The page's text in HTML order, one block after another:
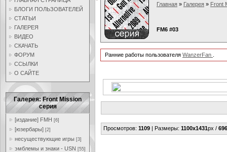
БЛОГИ ПОЛЬЗОВАТЕЛЕЙ
СТАТЬИ
ГАЛЕРЕЯ
ВИДЕО
СКАЧАТЬ
ФОРУМ
ССЫЛКИ
О САЙТЕ
Галерея: Front Mission
серия
[издание] FMH [6]
[юзербары] [2]
несуществующие игры [3]
эмблемы и знаки - USN [55]
Главная » Галерея » Front
FM6 #03
Ранние работы пользователя WanzerFan
Просмотров: 1109 | Размеры: 1100x1431px /